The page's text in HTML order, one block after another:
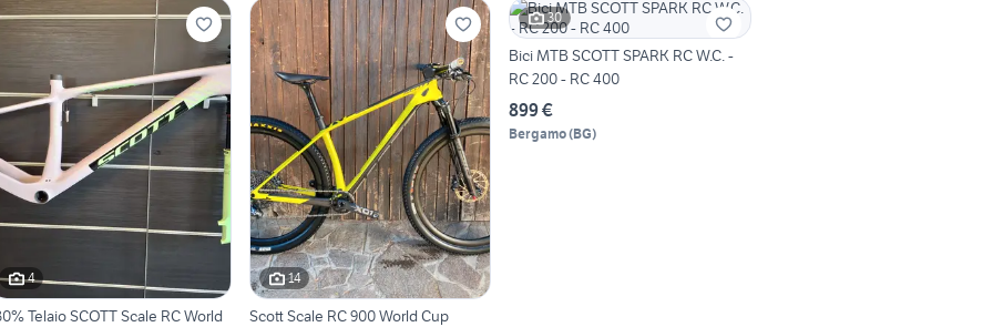
4
Telaio SCOTT Scale RC World
14
Scott Scale RC 900 World Cup
30
Bici MTB SCOTT SPARK RC W.C. -
RC 200 - RC 400
899 €
Bergamo(BG)